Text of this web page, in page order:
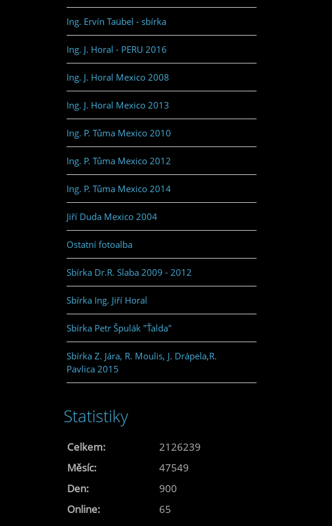
Ing. Ervín Taübel - sbírka
Ing. J. Horal - PERU 2016
Ing. J. Horal Mexico 2008
Ing. J. Horal Mexico 2013
Ing. P. Tůma Mexico 2010
Ing. P. Tůma Mexico 2012
Ing. P. Tůma Mexico 2014
Jiří Duda Mexico 2004
Ostatní fotoalba
Sbírka Dr.R. Slaba 2009 - 2012
Sbírka Ing. Jiří Horal
Sbírka Petr Špulák "Ťalda"
Sbírka Z. Jára, R. Moulis, J. Drápela,R.
Pavlica 2015
Statistiky
Online: 65
Celkem:
2126239
Měsíc:
47549
Den:
900